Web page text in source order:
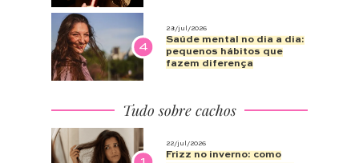
4
28/jul/2026
Saúde mental no dia a dia:
pequenos hábitos que
fazem diferença
Tudo sobre cachos
22/jul/2026
Frizz no inverno: como